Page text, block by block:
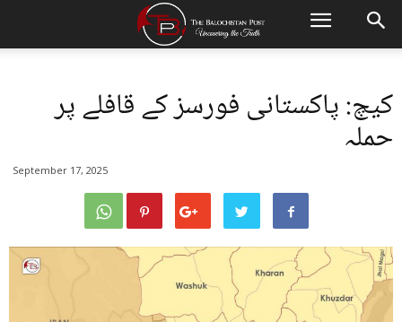
کیچ: پاکستانی فورسز کے قافلے پر
حملہ
September 17, 2025